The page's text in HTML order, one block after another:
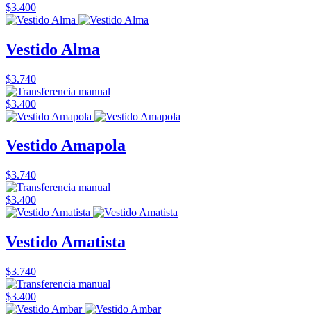
$3.400
Vestido Alma
$3.740
$3.400
Vestido Amapola
$3.740
$3.400
Vestido Amatista
$3.740
$3.400